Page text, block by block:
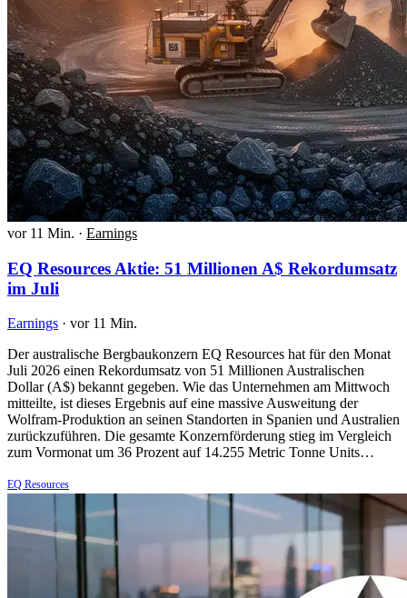
vor 11 Min. · Earnings
EQ Resources Aktie: 51 Millionen A$ Rekordumsatz
im Juli
Earnings · vor 11 Min.
Der australische Bergbaukonzern EQ Resources hat für den Monat
Juli 2026 einen Rekordumsatz von 51 Millionen Australischen
Dollar (A$) bekannt gegeben. Wie das Unternehmen am Mittwoch
mitteilte, ist dieses Ergebnis auf eine massive Ausweitung der
Wolfram-Produktion an seinen Standorten in Spanien und Australien
zurückzuführen. Die gesamte Konzernförderung stieg im Vergleich
zum Vormonat um 36 Prozent auf 14.255 Metric Tonne Units…
EQ Resources